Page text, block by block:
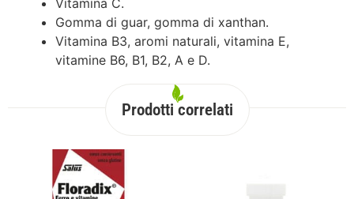
Vitamina C.
Gomma di guar, gomma di xanthan.
Vitamina B3, aromi naturali, vitamina E,
vitamine B6, B1, B2, A e D.
Prodotti correlati